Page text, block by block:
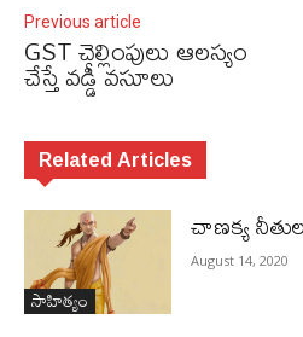
Previous article
GST చెల్లింపులు ఆలస్యం
చేస్తే వడ్డీ వసూలు
Related Articles
సాహిత్యం
చాణక్య
August 14, 2020